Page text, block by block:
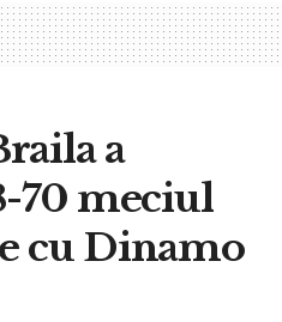
a
70 meciul
cu Dinamo